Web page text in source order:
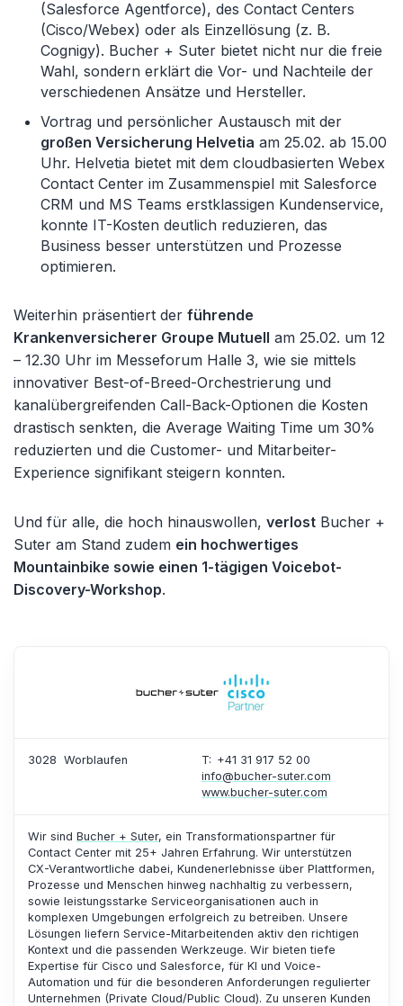
(Salesforce Agentforce), des Contact Centers
(Cisco/Webex) oder als Einzellösung (z. B.
Cognigy). Bucher + Suter bietet nicht nur die freie
Wahl, sondern erklärt die Vor- und Nachteile der
verschiedenen Ansätze und Hersteller.
Vortrag und persönlicher Austausch mit der
großen Versicherung Helvetia am 25.02. ab 15.00
Uhr. Helvetia bietet mit dem cloudbasierten Webex
Contact Center im Zusammenspiel mit Salesforce
CRM und MS Teams erstklassigen Kundenservice,
konnte IT-Kosten deutlich reduzieren, das
Business besser unterstützen und Prozesse
optimieren.
Weiterhin präsentiert der führende
Krankenversicherer Groupe Mutuell am 25.02. um 12
– 12.30 Uhr im Messeforum Halle 3, wie sie mittels
innovativer Best-of-Breed-Orchestrierung und
kanalübergreifenden Call-Back-Optionen die Kosten
drastisch senkten, die Average Waiting Time um 30%
reduzierten und die Customer- und Mitarbeiter-
Experience signifikant steigern konnten.
Und für alle, die hoch hinauswollen, verlost Bucher +
Suter am Stand zudem ein hochwertiges
Mountainbike sowie einen 1-tägigen Voicebot-
Discovery-Workshop.
3028 Worblaufen
T: +41 31 917 52 00
info@bucher-suter.com
www.bucher-suter.com
Wir sind Bucher + Suter, ein Transformationspartner für
Contact Center mit 25+ Jahren Erfahrung. Wir unterstützen
CX-Verantwortliche dabei, Kundenerlebnisse über Plattformen,
Prozesse und Menschen hinweg nachhaltig zu verbessern,
sowie leistungsstarke Serviceorganisationen auch in
komplexen Umgebungen erfolgreich zu betreiben. Unsere
Lösungen liefern Service-Mitarbeitenden aktiv den richtigen
Kontext und die passenden Werkzeuge. Wir bieten tiefe
Expertise für Cisco und Salesforce, für KI und Voice-
Automation und für die besonderen Anforderungen regulierter
Unternehmen (Private Cloud/Public Cloud). Zu unseren Kunden